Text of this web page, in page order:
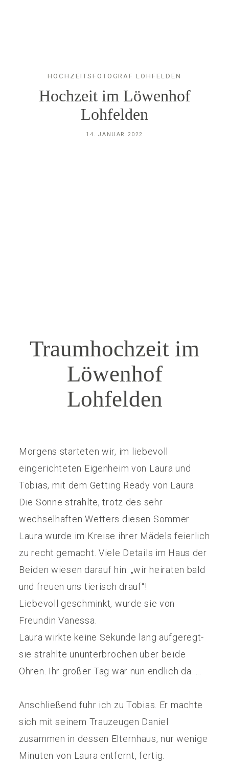
GALERIE
FAQ
HOCHZEITSFOTOGRAF LOHFELDEN
Hochzeit im Löwenhof
Lohfelden
14. JANUAR 2022
Traumhochzeit im
Löwenhof
Lohfelden
Morgens starteten wir, im liebevoll
eingerichteten Eigenheim von Laura und
Tobias, mit dem Getting Ready von Laura.
Die Sonne strahlte, trotz des sehr
wechselhaften Wetters diesen Sommer.
Laura wurde im Kreise ihrer Mädels feierlich
zu recht gemacht. Viele Details im Haus der
Beiden wiesen darauf hin: „wir heiraten bald
und freuen uns tierisch drauf“!
Liebevoll geschminkt, wurde sie von
Freundin Vanessa.
Laura wirkte keine Sekunde lang aufgeregt-
sie strahlte ununterbrochen über beide
Ohren. Ihr großer Tag war nun endlich da…..
Anschließend fuhr ich zu Tobias. Er machte
sich mit seinem Trauzeugen Daniel
zusammen in dessen Elternhaus, nur wenige
Minuten von Laura entfernt, fertig.